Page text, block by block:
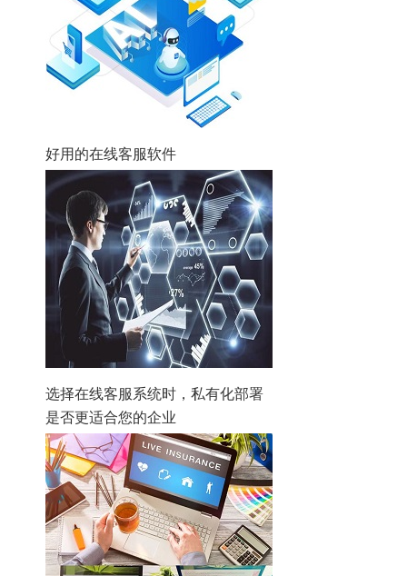
好用的在线客服软件
选择在线客服系统时，私有化部署
是否更适合您的企业